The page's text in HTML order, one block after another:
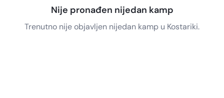
Nije pronađen nijedan kamp
Trenutno nije objavljen nijedan kamp u Kostariki.